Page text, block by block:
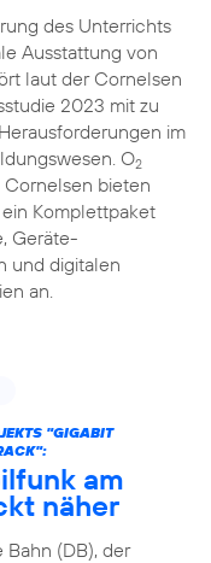
des Unterrichts
Ausstattung von
laut der Cornelsen
2023 mit zu
im
O2
Cornelsen bieten
Komplettpaket
Geräte-
und digitalen
an.
"GIGABIT
am
näher
(DB), der